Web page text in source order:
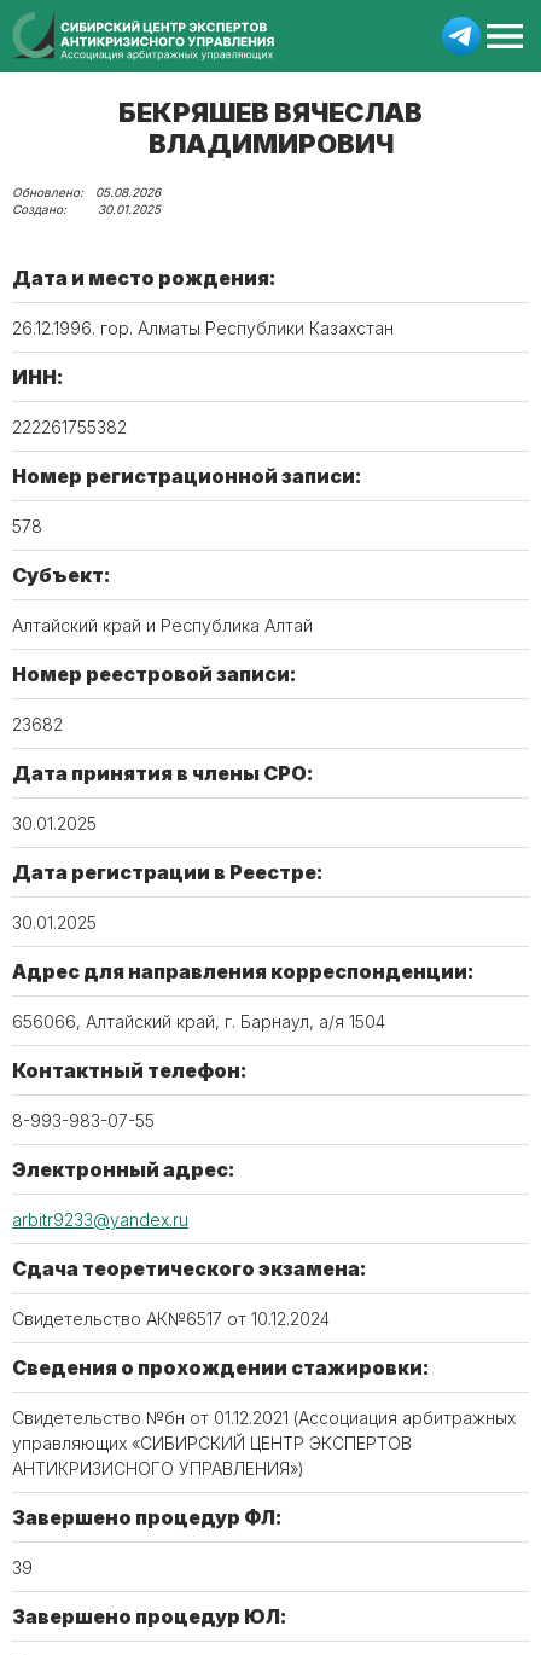
БЕКРЯШЕВ ВЯЧЕСЛАВ
ВЛАДИМИРОВИЧ
05.08.2026
30.01.2025
Дата и место рождения:
26.12.1996. гор. Алматы Республики Казахстан
ИНН:
222261755382
Номер регистрационной записи:
578
Субъект:
Алтайский край и Республика Алтай
Номер реестровой записи:
23682
Дата принятия в члены СРО:
30.01.2025
Дата регистрации в Реестре:
30.01.2025
Адрес для направления корреспонденции:
656066, Алтайский край, г. Барнаул, а/я 1504
Контактный телефон:
8-993-983-07-55
Электронный адрес:
arbitr9233@yandex.ru
Сдача теоретического экзамена:
Свидетельство АК№6517 от 10.12.2024
Сведения о прохождении стажировки:
Свидетельство №бн от 01.12.2021 (Ассоциация арбитражных
управляющих «СИБИРСКИЙ ЦЕНТР ЭКСПЕРТОВ
АНТИКРИЗИСНОГО УПРАВЛЕНИЯ»)
Завершено процедур ФЛ:
39
Завершено процедур ЮЛ: